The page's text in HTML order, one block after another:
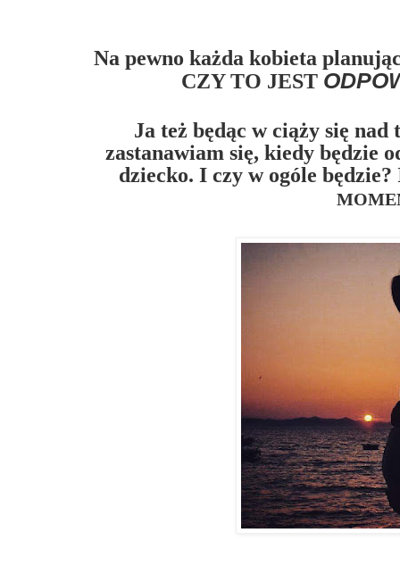
Na pewno każda kobieta
CZY TO JEST
Ja też będąc w ciąży się nad
zastanawiam się, kiedy będzie
dziecko. I czy w ogóle